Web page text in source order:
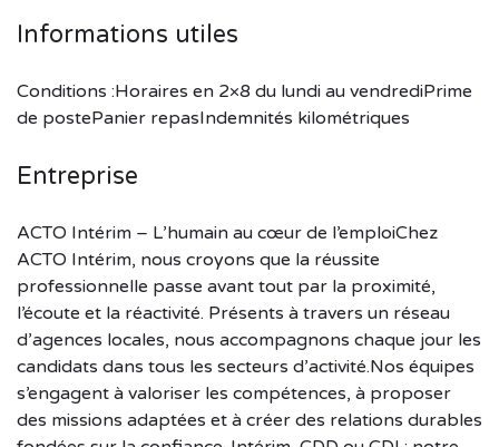
Informations utiles
Conditions :Horaires en 2×8 du lundi au vendrediPrime
de postePanier repasIndemnités kilométriques
Entreprise
ACTO Intérim – L’humain au cœur de l’emploiChez
ACTO Intérim, nous croyons que la réussite
professionnelle passe avant tout par la proximité,
l’écoute et la réactivité. Présents à travers un réseau
d’agences locales, nous accompagnons chaque jour les
candidats dans tous les secteurs d’activité.Nos équipes
s’engagent à valoriser les compétences, à proposer
des missions adaptées et à créer des relations durables